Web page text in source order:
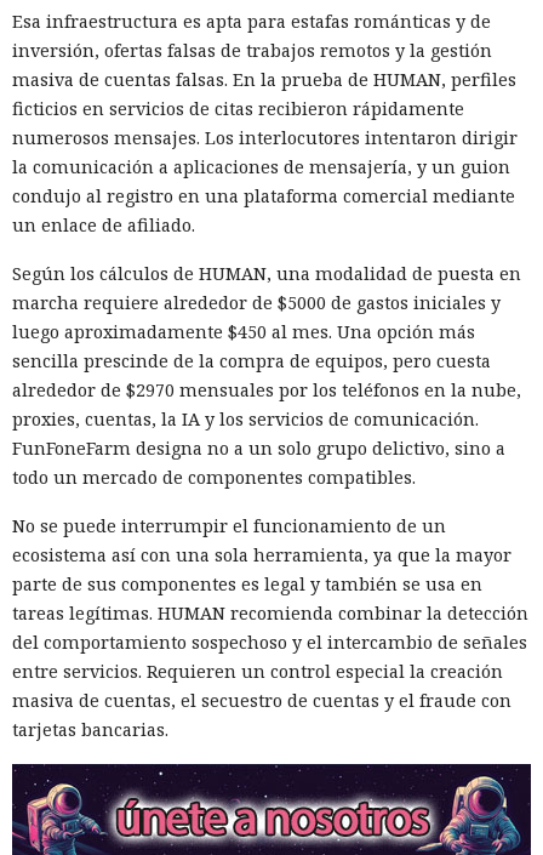
Esa infraestructura es apta para estafas románticas y de
inversión, ofertas falsas de trabajos remotos y la gestión
masiva de cuentas falsas. En la prueba de HUMAN, perfiles
ficticios en servicios de citas recibieron rápidamente
numerosos mensajes. Los interlocutores intentaron dirigir
la comunicación a aplicaciones de mensajería, y un guion
condujo al registro en una plataforma comercial mediante
un enlace de afiliado.
Según los cálculos de HUMAN, una modalidad de puesta en
marcha requiere alrededor de $5000 de gastos iniciales y
luego aproximadamente $450 al mes. Una opción más
sencilla prescinde de la compra de equipos, pero cuesta
alrededor de $2970 mensuales por los teléfonos en la nube,
proxies, cuentas, la IA y los servicios de comunicación.
FunFoneFarm designa no a un solo grupo delictivo, sino a
todo un mercado de componentes compatibles.
No se puede interrumpir el funcionamiento de un
ecosistema así con una sola herramienta, ya que la mayor
parte de sus componentes es legal y también se usa en
tareas legítimas. HUMAN recomienda combinar la detección
del comportamiento sospechoso y el intercambio de señales
entre servicios. Requieren un control especial la creación
masiva de cuentas, el secuestro de cuentas y el fraude con
tarjetas bancarias.